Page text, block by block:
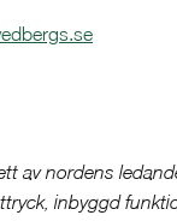
av nordens
inbyggd